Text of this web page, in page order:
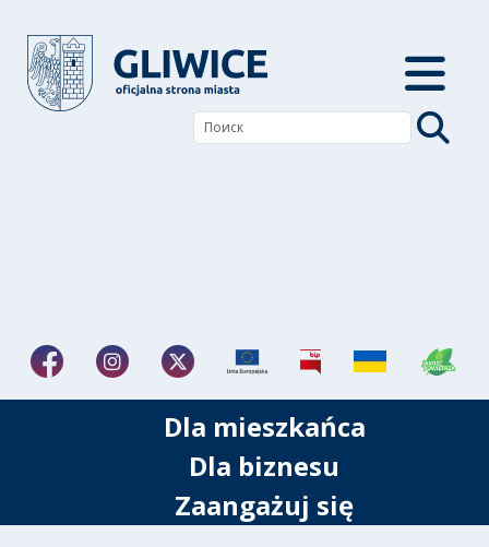
Dla mieszkańca
Dla biznesu
Zaangażuj się